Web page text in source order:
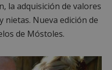
la adquisición de valores
nietas. Nueva edición de
de Móstoles.